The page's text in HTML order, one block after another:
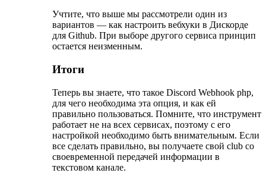
Учтите, что выше мы рассмотрели один из
вариантов — как настроить вебхуки в Дискорде
для Github. При выборе другого сервиса принцип
остается неизменным.
Итоги
Теперь вы знаете, что такое Discord Webhook php,
для чего необходима эта опция, и как ей
правильно пользоваться. Помните, что инструмент
работает не на всех сервисах, поэтому с его
настройкой необходимо быть внимательным. Если
все сделать правильно, вы получаете свой club со
своевременной передачей информации в
текстовом канале.